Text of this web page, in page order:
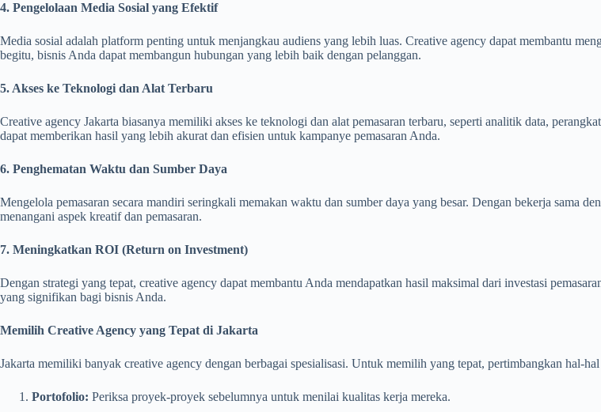
4. Pengelolaan Media Sosial yang Efektif
Media sosial adalah platform penting untuk menjangkau audiens yang lebih luas. Creative agency dapat membantu
begitu, bisnis Anda dapat membangun hubungan yang lebih baik dengan pelanggan.
5. Akses ke Teknologi dan Alat Terbaru
Creative agency Jakarta biasanya memiliki akses ke teknologi dan alat pemasaran terbaru, seperti analitik data,
dapat memberikan hasil yang lebih akurat dan efisien untuk kampanye pemasaran Anda.
6. Penghematan Waktu dan Sumber Daya
Mengelola pemasaran secara mandiri seringkali memakan waktu dan sumber daya yang besar. Dengan bekerja sama
menangani aspek kreatif dan pemasaran.
7. Meningkatkan ROI (Return on Investment)
Dengan strategi yang tepat, creative agency dapat membantu Anda mendapatkan hasil maksimal dari investasi
yang signifikan bagi bisnis Anda.
Memilih Creative Agency yang Tepat di Jakarta
Jakarta memiliki banyak creative agency dengan berbagai spesialisasi. Untuk memilih yang tepat, pertimbangkan hal-
Portofolio: Periksa proyek-proyek sebelumnya untuk menilai kualitas kerja mereka.